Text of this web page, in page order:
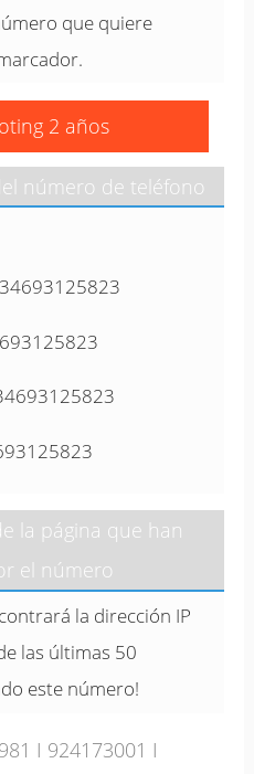
que quiere
2 años
número de teléfono
la página que han
el número
la dirección IP
las últimas 50
este número!
I 924173001 I